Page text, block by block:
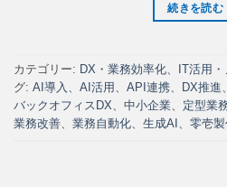
続きを読む
カテゴリー: DX・業務効率化、 IT活用
グ: AI導入 、 AI活用 、 API連携、 DX推進、
バックオフィスDX、 中小企業、 定型業
業務改善、 業務自動化、 生成AI 、 零壱